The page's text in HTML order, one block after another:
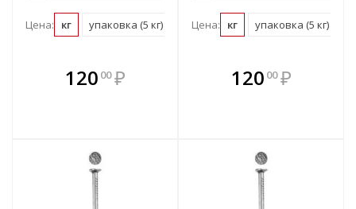
Цена: кг упаковка (5 кг)
120 00 ₽
В комплекте
всегда выгоднее!
Цена: кг упаковка (5 кг)
В комплекте
всегда выгоднее!
120 00 ₽